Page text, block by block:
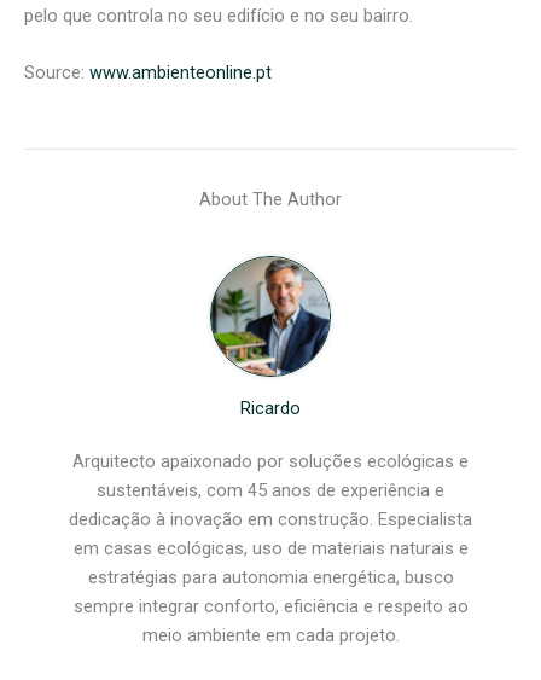
pelo que controla no seu edifício e no seu bairro.
Source: www.ambienteonline.pt
About The Author
Ricardo
Arquitecto apaixonado por soluções ecológicas e
sustentáveis, com 45 anos de experiência e
dedicação à inovação em construção. Especialista
em casas ecológicas, uso de materiais naturais e
estratégias para autonomia energética, busco
sempre integrar conforto, eficiência e respeito ao
meio ambiente em cada projeto.